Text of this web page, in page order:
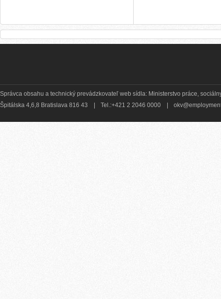
Správca obsahu a technický prevádzkovateľ web sídla: Ministerstvo práce,
Špitálska 4,6,8 Bratislava 816 43
Tel.:+421 2 2046 0000